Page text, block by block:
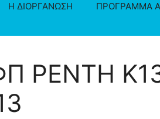
Η ΔΙΟΡΓΑΝΩΣΗ ΠΡΟΓΡΑΜΜΑ
ΡΕΝΤΗ